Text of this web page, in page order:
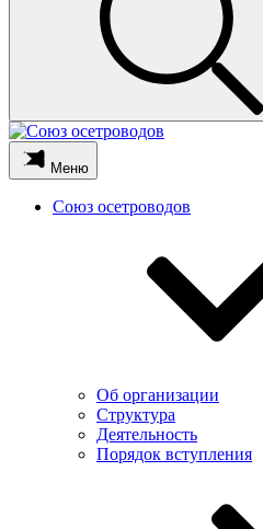
Меню
Союз осетроводов
Об организации
Структура
Деятельность
Порядок вступления